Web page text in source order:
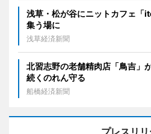
浅草・松が谷にニットカフェ
集う場に
浅草経済新聞
北習志野の老舗精肉店「鳥吉
続くのれん守る
船橋経済新聞
プレスリ